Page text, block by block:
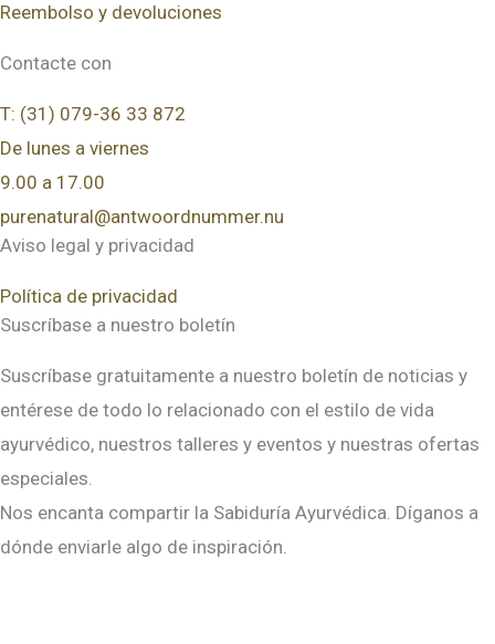
Reembolso y devoluciones
Contacte con
T: (31) 079-36 33 872
De lunes a viernes
9.00 a 17.00
purenatural@antwoordnummer.nu
Aviso legal y privacidad
Política de privacidad
Suscríbase a nuestro boletín
Suscríbase gratuitamente a nuestro boletín de noticias y
entérese de todo lo relacionado con el estilo de vida
ayurvédico, nuestros talleres y eventos y nuestras ofertas
especiales.
Nos encanta compartir la Sabiduría Ayurvédica. Díganos a
dónde enviarle algo de inspiración.